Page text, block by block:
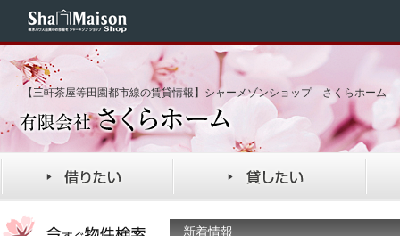
【三軒茶屋等田園都市線の賃貸情報】シャーメゾンショップ さくらホーム
新着情報